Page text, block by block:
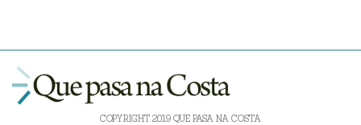
COPYRIGHT 2019 QUE PASA NA COSTA